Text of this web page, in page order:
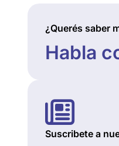
¿Querés saber
Habla
Suscribete a